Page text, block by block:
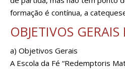
formação é contínua, a
OBJETIVOS GERAIS
a) Objetivos Gerais
A Escola da Fé “Redemptoris